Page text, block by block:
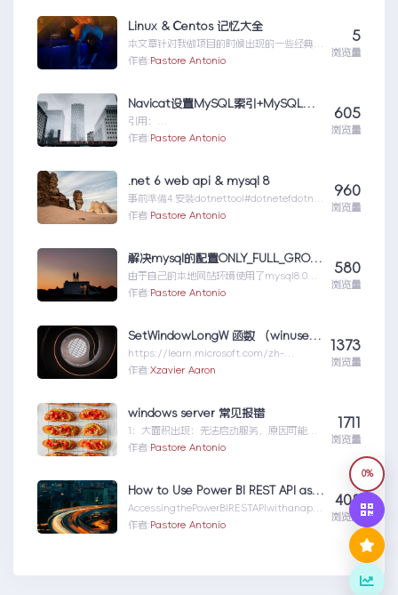
0%
Linux & Centos 记忆大全
本文章针对我做项目的时候出现的一些经典问
题进行说明：关于
作者:Pastore Antonio
5
浏览量
Navicat设置MySQL索引+MySQL索引知识
引用：
https://www.cnblogs.com/bypp/p/775
作者:Pastore Antonio
605
浏览量
.net 6 web api & mysql 8
事前準備4.安裝dotnettool#dotnetefdotnet
工具安裝--gl....net6webapi&mysql8
作者:Pastore Antonio
960
浏览量
解决mysql的配置ONLY_FULL_GROUP_BY引起的错误
由于自己的本地网站环境使用了mysql8.0的
版本，在测试一个groupby的sql查...解决
作者:Pastore Antonio
580
浏览量
SetWindowLongW 函数 （winuser.h） – Win32 apps | Microsoft Learn
https://learn.microsoft.com/zh-
cn/windows/win32/ap...SetWindowLong
作者:Xzavier Aaron
1373
浏览量
windows server 常见报错
1：大面积出现：无法启动服务，原因可能是
已被禁用或与其相关联的设备没有启动，按照
作者:Pastore Antonio
1711
浏览量
How to Use Power BI REST API as an Admin
AccessingthePowerBIRESTAPIwithanappl
icatio...HowtoUsePowerBIRESTAPIasanAd
作者:Pastore Antonio
408
浏览量